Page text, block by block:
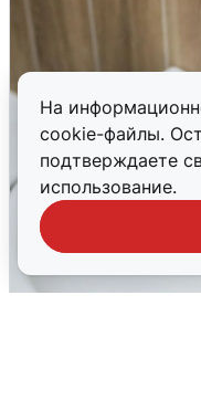
На
cookie-файлы.
подтверждаете
использование.